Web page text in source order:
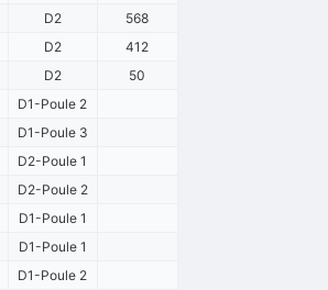
D2
568
D2
412
D2
50
D1-Poule 2
D1-Poule 3
D2-Poule 1
D2-Poule 2
D1-Poule 1
D1-Poule 1
D1-Poule 2